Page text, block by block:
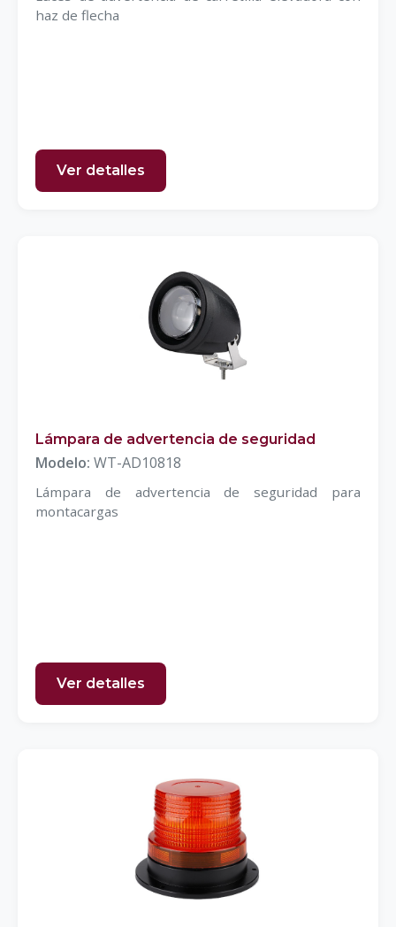
haz de flecha
Ver detalles
Lámpara de advertencia de seguridad
Modelo: WT-AD10818
Lámpara de advertencia de seguridad para
montacargas
Ver detalles